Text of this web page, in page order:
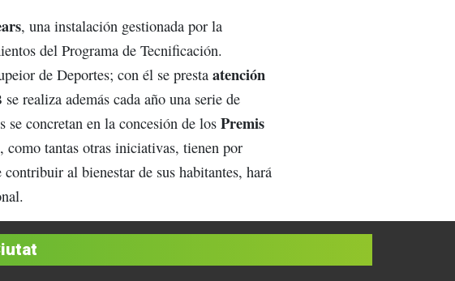
, una instalación gestionada por la
del Programa de Tecnificación.
de Deportes; con él se presta atención
realiza además cada año una serie de
se concretan en la concesión de los Premis
como tantas otras iniciativas, tienen por
al bienestar de sus habitantes, hará